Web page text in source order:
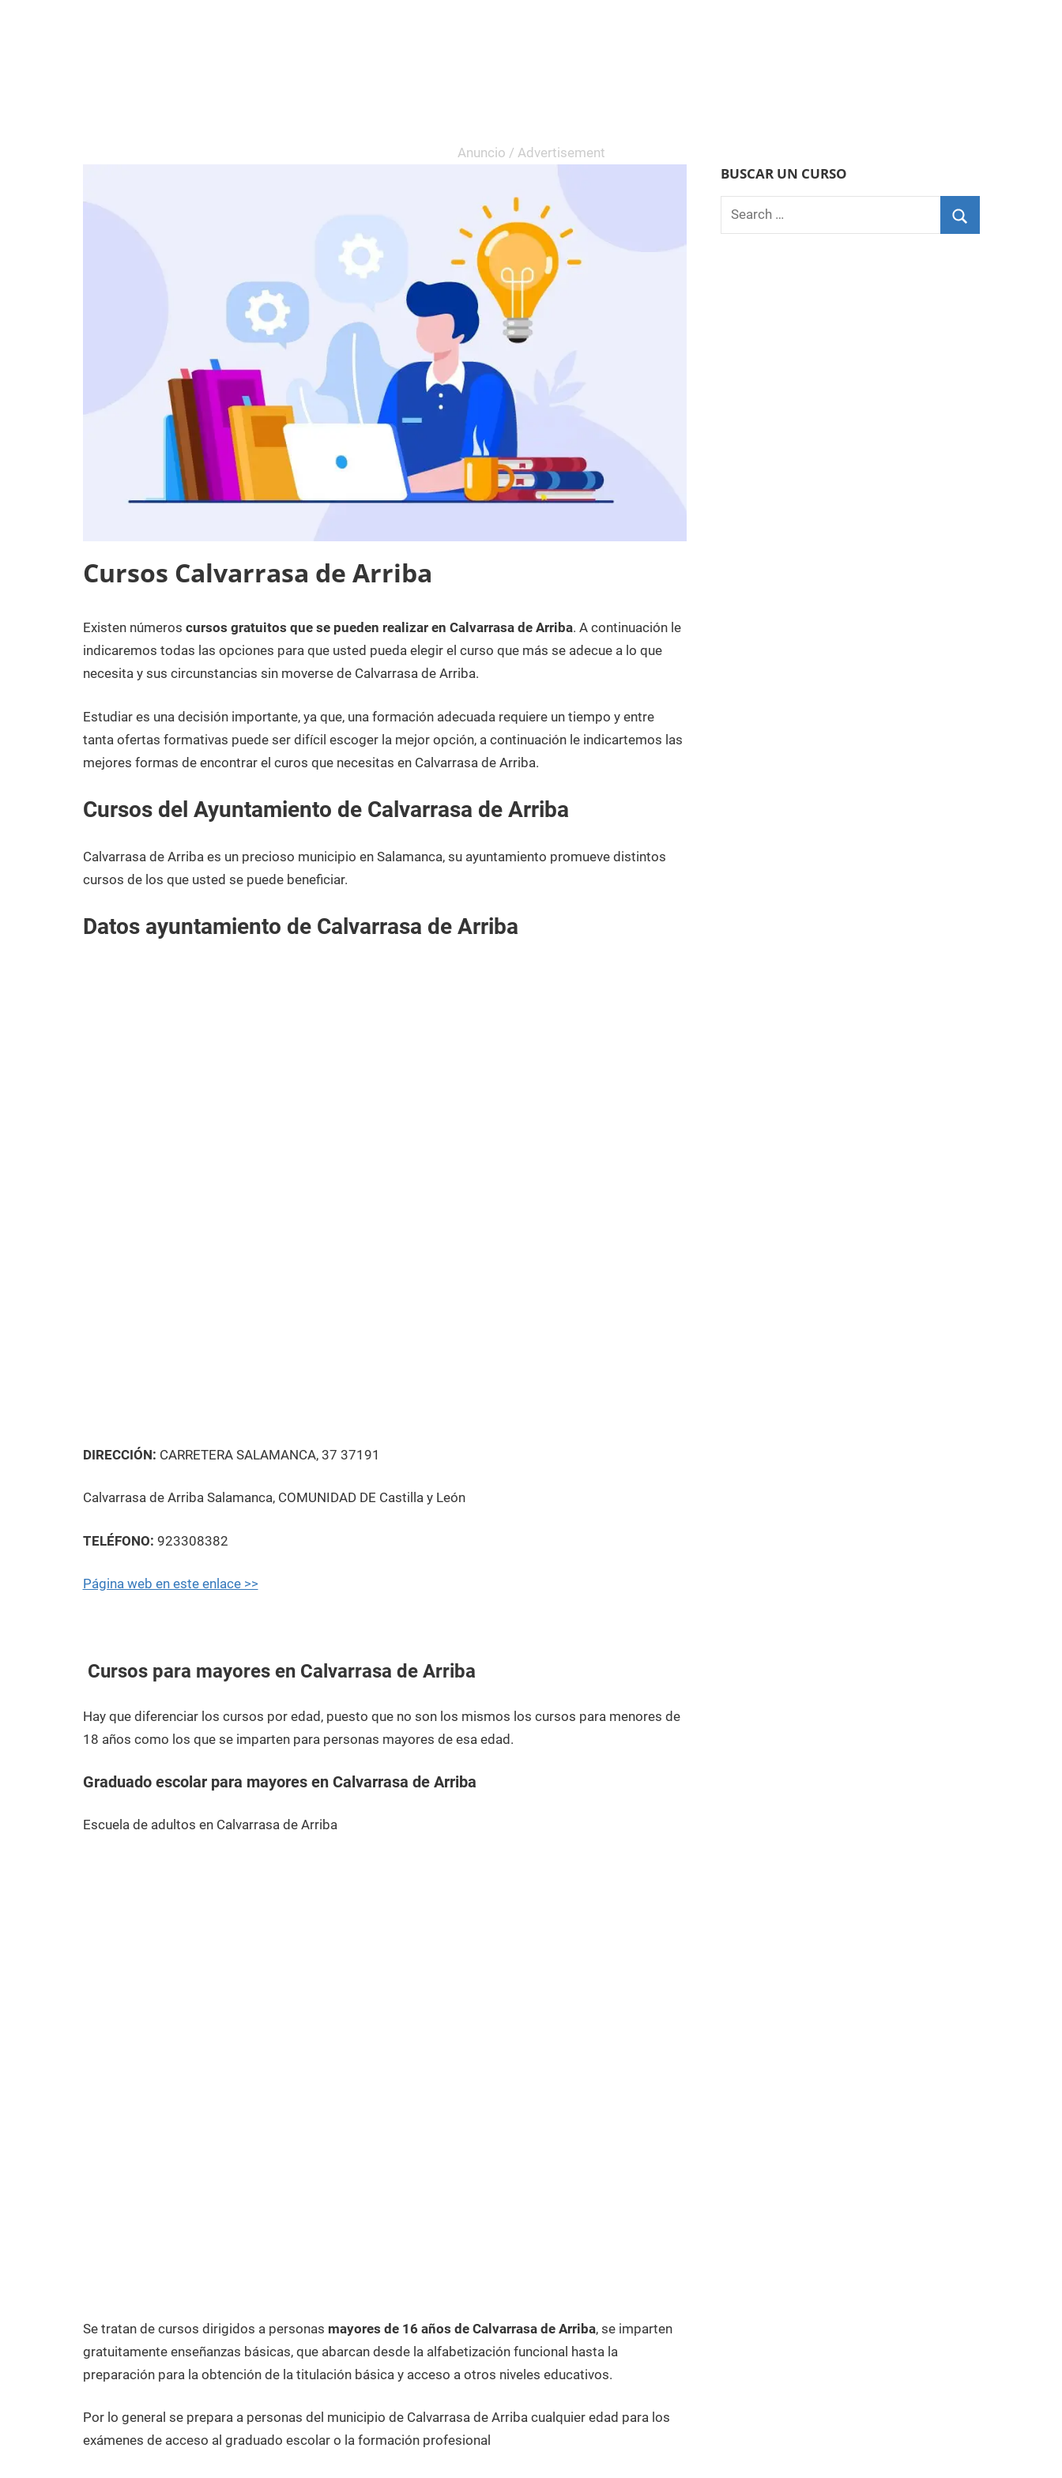
Cursos Calvarrasa de Arriba
18
de
diciembre
2020
Maria
Cursos
en
Salamanca
Existen números cursos gratuitos que se pueden realizar en Calvarrasa de Arriba. A continuación le
indicaremos todas las opciones para que usted pueda elegir el curso que más se adecue a lo que
necesita y sus circunstancias sin moverse de Calvarrasa de Arriba.
Estudiar es una decisión importante, ya que, una formación adecuada requiere un tiempo y entre
tanta ofertas formativas puede ser difícil escoger la mejor opción, a continuación le indicartemos las
mejores formas de encontrar el curos que necesitas en Calvarrasa de Arriba.
Cursos del Ayuntamiento de Calvarrasa de Arriba
Calvarrasa de Arriba es un precioso municipio en Salamanca, su ayuntamiento promueve distintos
cursos de los que usted se puede beneficiar.
Datos ayuntamiento de Calvarrasa de Arriba
DIRECCIÓN: CARRETERA SALAMANCA, 37 37191
Calvarrasa de Arriba Salamanca, COMUNIDAD DE Castilla y León
TELÉFONO: 923308382
Página web en este enlace >>
Cursos para mayores en Calvarrasa de Arriba
Hay que diferenciar los cursos por edad, puesto que no son los mismos los cursos para menores de
18 años como los que se imparten para personas mayores de esa edad.
Graduado escolar para mayores en Calvarrasa de Arriba
Escuela de adultos en Calvarrasa de Arriba
Se tratan de cursos dirigidos a personas mayores de 16 años de Calvarrasa de Arriba, se imparten
gratuitamente enseñanzas básicas, que abarcan desde la alfabetización funcional hasta la
preparación para la obtención de la titulación básica y acceso a otros niveles educativos.
Por lo general se prepara a personas del municipio de Calvarrasa de Arriba cualquier edad para los
exámenes de acceso al graduado escolar o la formación profesional
BUSCAR UN CURSO
Search